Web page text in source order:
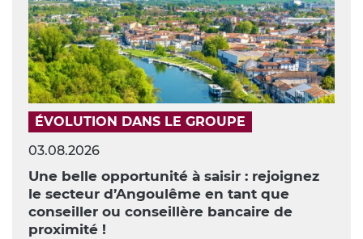
ÉVOLUTION DANS LE GROUPE
03.08.2026
Une belle opportunité à saisir : rejoignez
le secteur d’Angoulême en tant que
conseiller ou conseillère bancaire de
proximité !